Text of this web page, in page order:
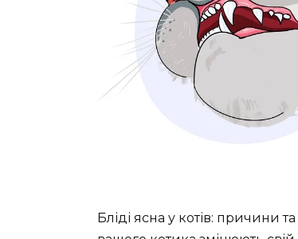
Бліді ясна у котів: причини